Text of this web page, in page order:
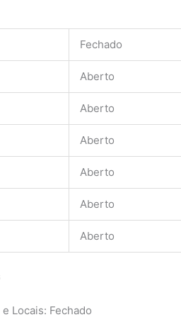
Fechado
Aberto
Aberto
Aberto
Aberto
Aberto
Aberto
Locais: Fechado